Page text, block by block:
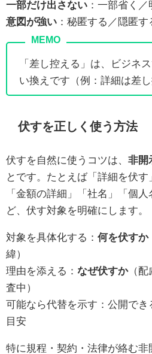
一部だけ出さない ：一部省く
意図が強い ：秘匿する／隠匿
「差し控える」は、ビジネ
い換えです（例：詳細は差し
伏すを正しく使う方法
伏すを自然に使うコツは、 非開
とです。たとえば「詳細を伏す
「金額の詳細」「社名」「個
ど、伏す対象を明確にします。
対象を具体化する： 何を伏すか
緯）
理由を添える： なぜ伏すか（配
査中）
可能なら代替を示す：公開で
目安
特に規程・契約・法律が絡む非